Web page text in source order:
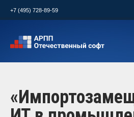
+7 (495) 728-89-59